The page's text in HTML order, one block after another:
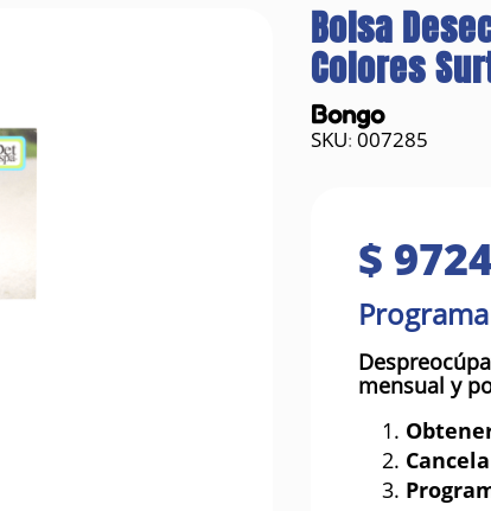
Bolsa
Colores
Bongo
:007285
$
mensual y
1.
2. Cancela
3.